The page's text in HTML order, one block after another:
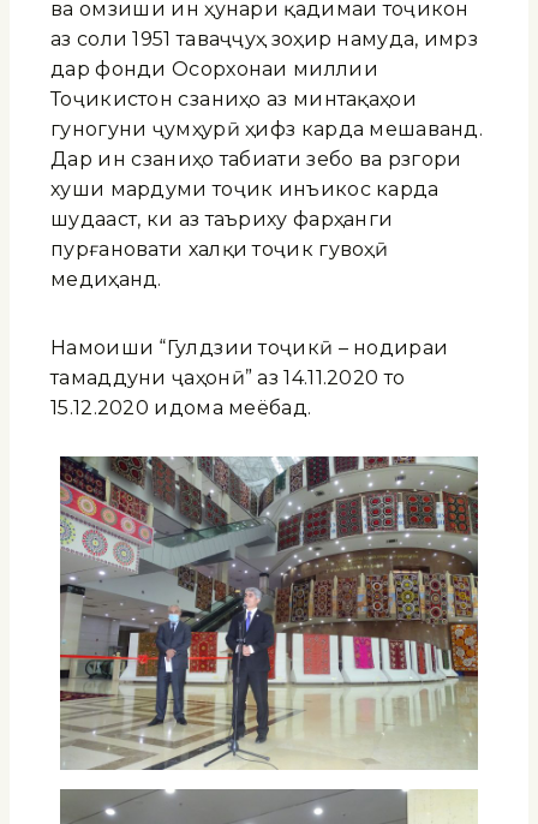
ва омӯзиши ин ҳунари қадимаи тоҷикон
аз соли 1951 таваҷҷуҳ зоҳир намуда, имрӯз
дар фонди Осорхонаи миллии
Тоҷикистон сӯзаниҳо аз минтақаҳои
гуногуни ҷумҳурӣ ҳифз карда мешаванд.
Дар ин сӯзаниҳо табиати зебо ва рӯзгори
хуши мардуми тоҷик инъикос карда
шудааст, ки аз таъриху фарҳанги
пурғановати халқи тоҷик гувоҳӣ
медиҳанд.
Намоиши “Гулдӯзии тоҷикӣ – нодираи
тамаддуни ҷаҳонӣ” аз 14.11.2020 то
15.12.2020 идома меёбад.